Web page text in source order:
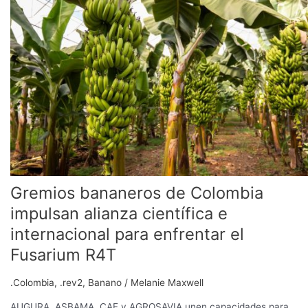
Gremios bananeros de Colombia
impulsan alianza científica e
internacional para enfrentar el
Fusarium R4T
.Colombia, .rev2, Banano / Melanie Maxwell
de
Colombia
impulsan
alianza
científica
e
internacional
para
enfrentar
el
Fusarium
R4T